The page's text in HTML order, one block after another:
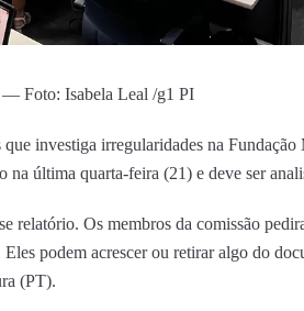
Foto: Isabela Leal /g1 PI
que investiga irregularidades na
última quarta-feira (21) e deve ser
relatório. Os membros da comissão
Eles podem acrescer ou retirar algo do
(PT).